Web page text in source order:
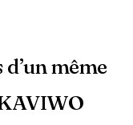
même